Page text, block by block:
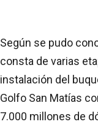
Según se pudo
consta de varias
instalación del
Golfo San Matías
7.000 millones de